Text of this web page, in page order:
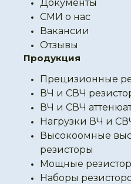
Документы
СМИ о нас
Вакансии
Отзывы
Продукция
Прецизионные
ВЧ и СВЧ
ВЧ и СВЧ
Нагрузки ВЧ и
Высокоомные
резисторы
Мощные
Наборы